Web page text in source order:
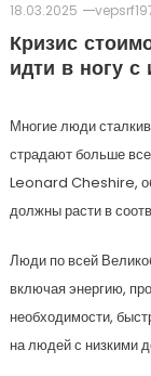
18.03.2025
Кризис
идти в ногу
Многие люди
страдают больше
Leonard Cheshire,
должны расти в
Люди по всей
включая энергию,
необходимости,
на людей с низкими